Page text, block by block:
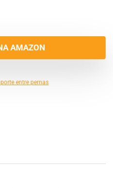
AMAZON
entre pernas